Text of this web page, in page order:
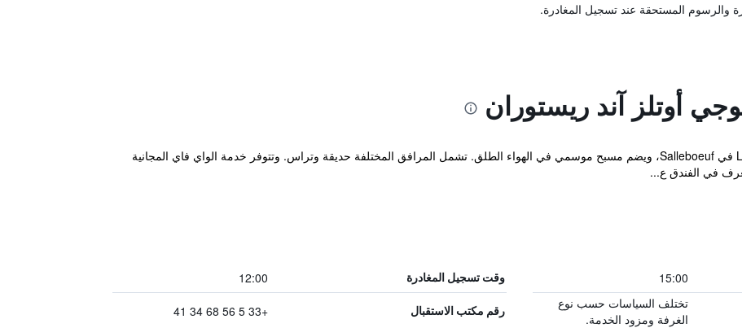
والرسوم المستحقة عند تسجيل المغادرة.
أوتلز آند ريستوران
يقع Les Secrets Château Pey La Tour في Salleboeuf، ويضم مسبح موسمي في الهواء الطلق. تشمل المرافق المختلفة حديقة وتراس. وتتوفر خدمة الواي فاي المجانية
في الفندق ع...
15:00 وقت تسجيل المغادرة 12:00
تختلف السياسات حسب نوع
الغرفة ومزود الخدمة.
رقم مكتب الاستقبال +33 5 56 68 34 41